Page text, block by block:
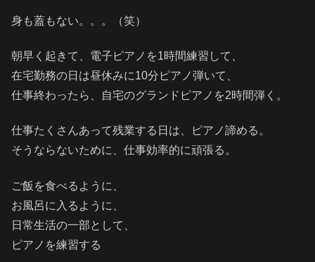
身も蓋もない。。。（笑）
朝早く起きて、電子ピアノを1時間練習して、
在宅勤務の日は昼休みに10分ピアノ弾いて、
仕事終わったら、自宅のグランドピアノを2時間弾く。
仕事たくさんあって残業する日は、ピアノ諦める。
そうならないために、仕事効率的に頑張る。
ご飯を食べるように、
お風呂に入るように、
日常生活の一部として、
ピアノを練習する